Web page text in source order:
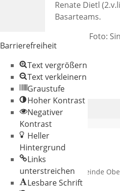
Renate Dietl
Basarteams.
Text und Foto:
© 2026 Gemeinde
Barrierefreiheit
Text vergrößern
Text verkleinern
Graustufe
Hoher Kontrast
Negativer
Kontrast
Heller
Hintergrund
Links
unterstreichen
Lesbare Schrift